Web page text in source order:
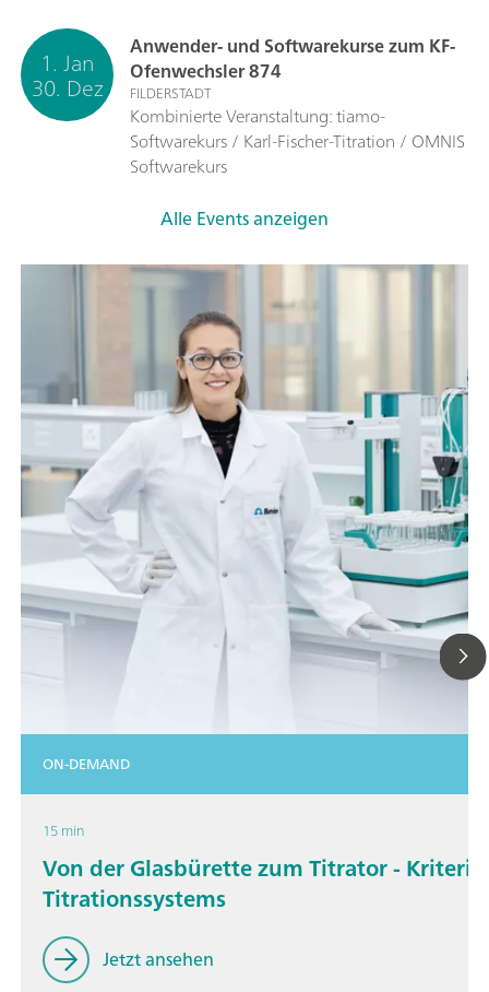
1. Jan
30. Dez
Anwender- und Softwarekurse zum KF-
Ofenwechsler 874
FILDERSTADT
Kombinierte Veranstaltung: tiamo-
Softwarekurs / Karl-Fischer-Titration / OMNIS
Softwarekurs
Alle Events anzeigen
ON-DEMAND
15 min
Von der Glasbürette zum Titrator -
Titrationssystems
Jetzt ansehen